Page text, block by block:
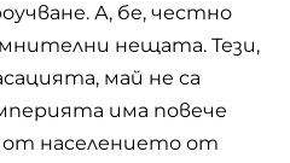
А, бе, честно
нещата. Тези,
май не са
има повече
от населението от